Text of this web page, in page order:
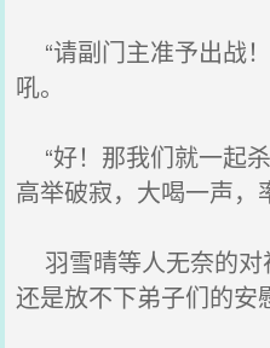
“请副门主准予出战
吼。
“好！那我们就一起
高举破寂，大喝一声，
羽雪晴等人无奈的对
还是放不下弟子们的安